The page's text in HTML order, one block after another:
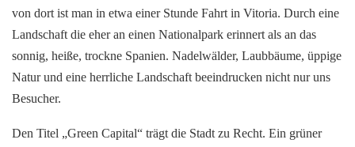
von dort ist man in etwa einer Stunde Fahrt in Vitoria. Durch eine
Landschaft die eher an einen Nationalpark erinnert als an das
sonnig, heiße, trockne Spanien. Nadelwälder, Laubbäume, üppige
Natur und eine herrliche Landschaft beeindrucken nicht nur uns
Besucher.
Den Titel „Green Capital“ trägt die Stadt zu Recht. Ein grüner